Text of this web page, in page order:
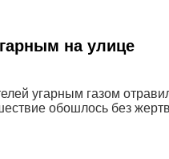
на улице
угарным газом
обошлось без